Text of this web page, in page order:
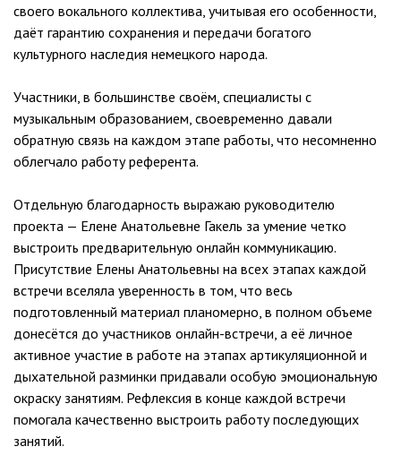
своего вокального коллектива, учитывая его особенности,
даёт гарантию сохранения и передачи богатого
культурного наследия немецкого народа.
Участники, в большинстве своём, специалисты с
музыкальным образованием, своевременно давали
обратную связь на каждом этапе работы, что несомненно
облегчало работу референта.
Отдельную благодарность выражаю руководителю
проекта — Елене Анатольевне Гакель за умение четко
выстроить предварительную онлайн коммуникацию.
Присутствие Елены Анатольевны на всех этапах каждой
встречи вселяла уверенность в том, что весь
подготовленный материал планомерно, в полном объеме
донесётся до участников онлайн-встречи, а её личное
активное участие в работе на этапах артикуляционной и
дыхательной разминки придавали особую эмоциональную
окраску занятиям. Рефлексия в конце каждой встречи
помогала качественно выстроить работу последующих
занятий.